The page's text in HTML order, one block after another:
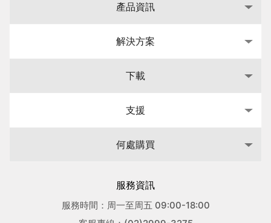
產品資訊
解決方案
下載
支援
何處購買
服務資訊
服務時間：周一至周五 09:00-18:00